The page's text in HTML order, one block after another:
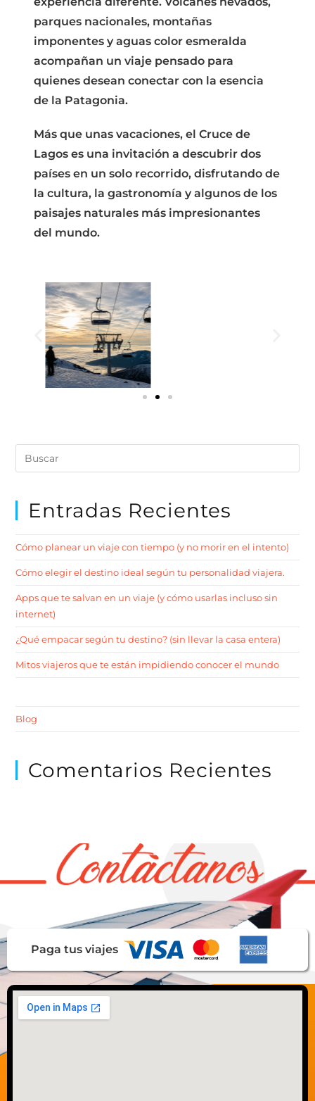
parques nacionales, montañas
imponentes y aguas color esmeralda
acompañan un viaje pensado para
quienes desean conectar con la esencia
de la Patagonia.
Más que unas vacaciones, elCruce de
Lagos es una invitación a descubrir dos
países en un solo recorrido, disfrutando de
la cultura, la gastronomía y algunos de los
paisajes naturales más impresionantes
del mundo.
Entradas Recientes
Cómo planear un viaje con tiempo (y no morir en el intento)
Cómo elegir el destino ideal según tu personalidad viajera.
Apps que te salvan en un viaje (y cómo usarlas incluso sin
internet)
¿Qué empacar según tu destino? (sin llevar la casa entera)
Mitos viajeros que te están impidiendo conocer el mundo
Blog
Comentarios Recientes
Paga tus viajes